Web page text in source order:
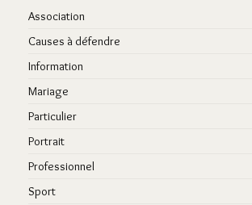
Association
Causes à défendre
Information
Mariage
Particulier
Portrait
Professionnel
Sport